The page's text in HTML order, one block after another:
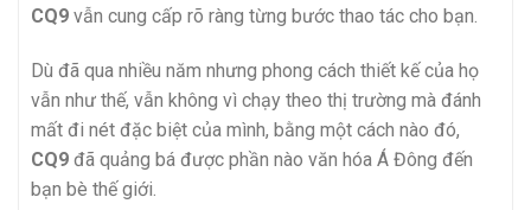
CQ9 vẫn cung cấp rõ ràng từng bước thao tác cho bạn.
Dù đã qua nhiều năm nhưng phong cách thiết kế của họ
vẫn như thế, vẫn không vì chạy theo thị trường mà đánh
mất đi nét đặc biệt của mình, bằng một cách nào đó,
CQ9 đã quảng bá được phần nào văn hóa Á Đông đến
bạn bè thế giới.